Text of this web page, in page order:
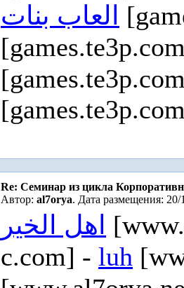
العاب بنات
Re: Cеминар из цикла
Автор: al7orya. Дата размещения: 20/
اهل الخير
c.com] - luh